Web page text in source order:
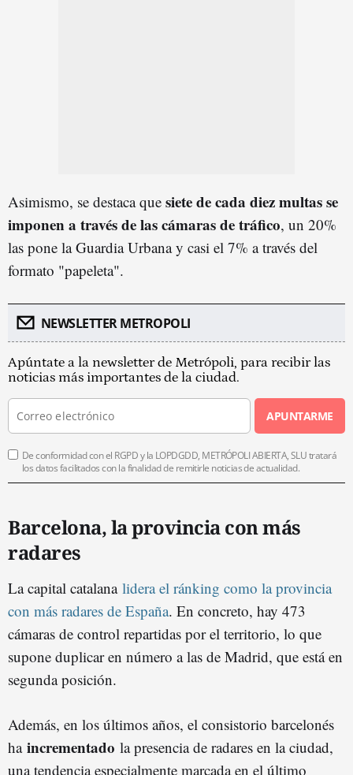
Asimismo, se destaca que siete de cada diez multas se
imponen a través de las cámaras de tráfico, un 20%
las pone la Guardia Urbana y casi el 7% a través del
formato "papeleta".
NEWSLETTER METROPOLI
Apúntate a la newsletter de Metrópoli, para recibir las
noticias más importantes de la ciudad.
APUNTARME
De conformidad con el RGPD y la LOPDGDD, METRÓPOLI ABIERTA, SLU tratará
los datos facilitados con la finalidad de remitirle noticias de actualidad.
Barcelona, la provincia con más
radares
La capital catalana lidera el ránking como la provincia
con más radares de España. En concreto, hay 473
cámaras de control repartidas por el territorio, lo que
supone duplicar en número a las de Madrid, que está en
segunda posición.
Además, en los últimos años, el consistorio barcelonés
ha incrementado la presencia de radares en la ciudad,
una tendencia especialmente marcada en el último